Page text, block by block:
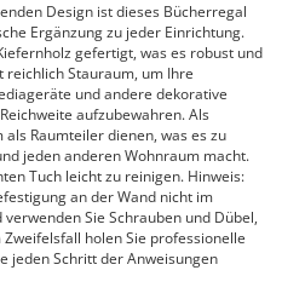
Design ist dieses Bücherregal
Ergänzung zu jeder Einrichtung.
gefertigt, was es robust und
Stauraum, um Ihre
und andere dekorative
aufzubewahren. Als
Raumteiler dienen, was es zu
jeden anderen Wohnraum macht.
Tuch leicht zu reinigen. Hinweis:
an der Wand nicht im
Sie Schrauben und Dübel,
holen Sie professionelle
jeden Schritt der Anweisungen